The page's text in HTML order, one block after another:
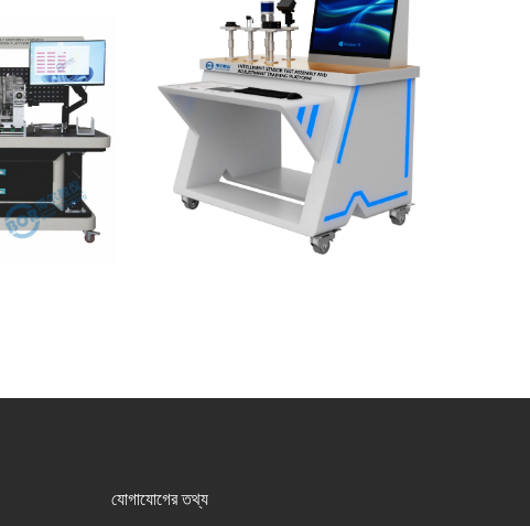
যোগাযোগের তথ্য